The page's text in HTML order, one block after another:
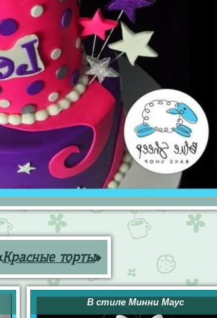
Красные торты»
В стиле Минни Маус